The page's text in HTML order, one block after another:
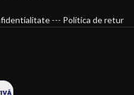
--- Politica de retur